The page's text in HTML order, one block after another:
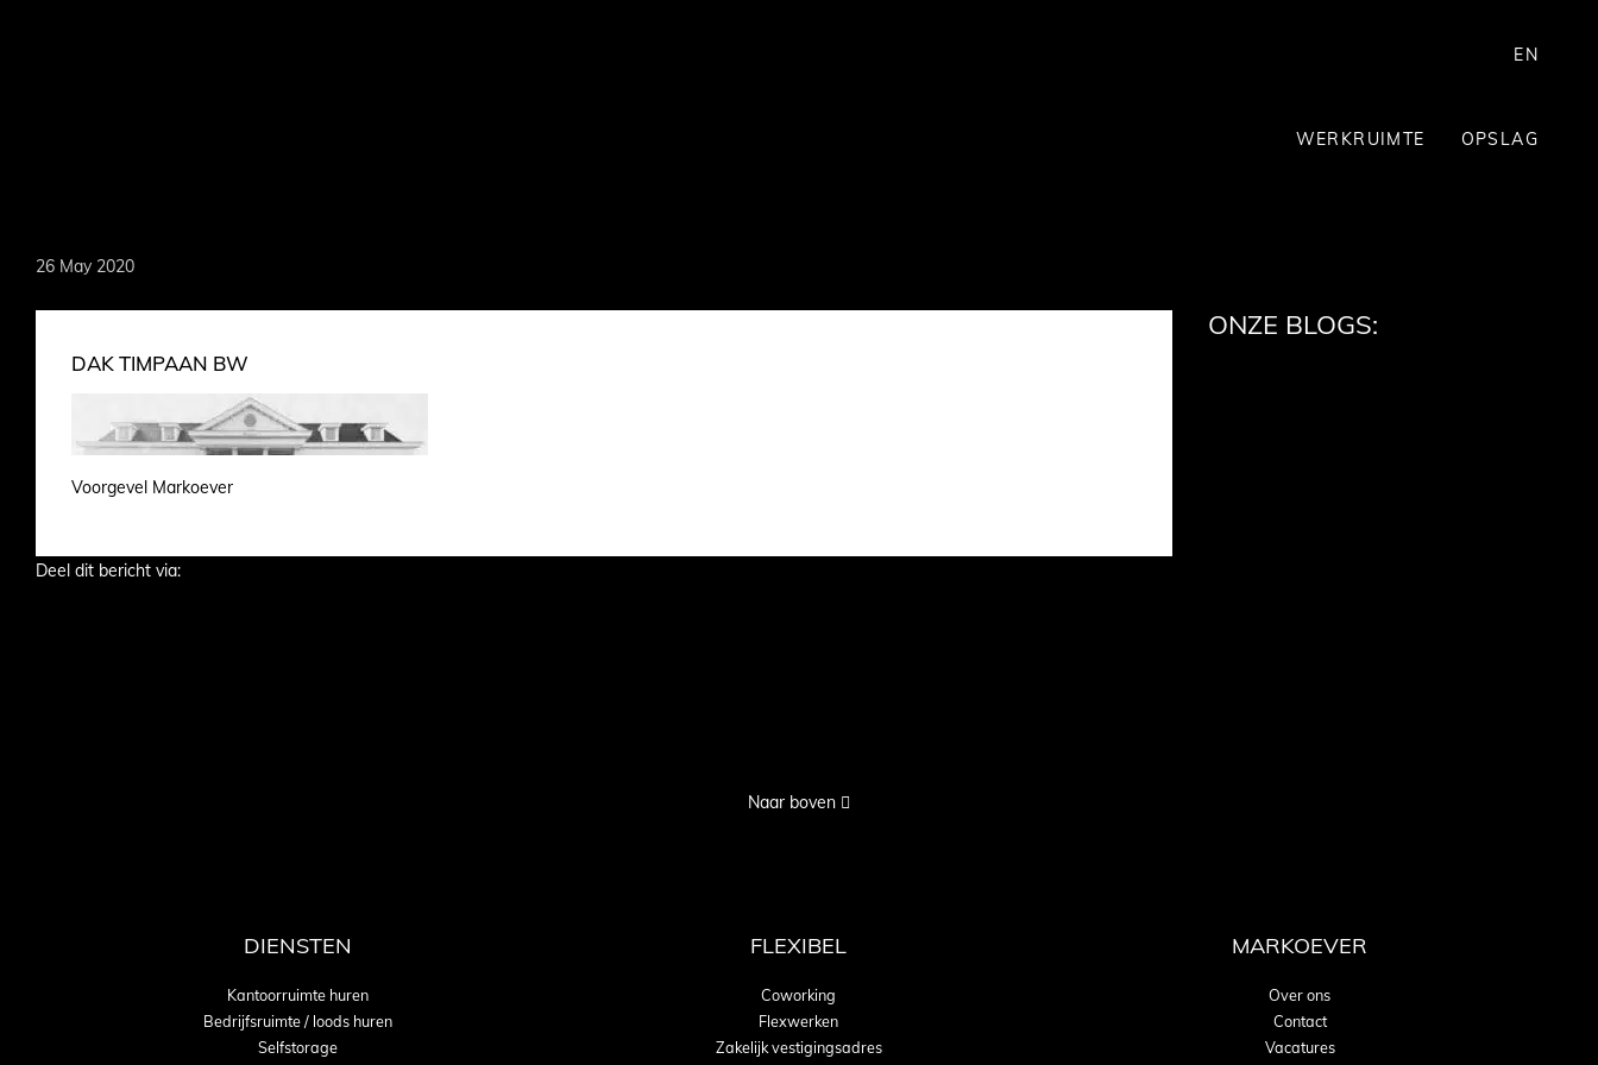
EN
WERKRUIMTE OPSLAG
26 May 2020
DAK TIMPAAN BW
Voorgevel Markoever
Deel dit bericht via:
ONZE BLOGS:
Naar boven
DIENSTEN
Kantoorruimte huren
Bedrijfsruimte / loods huren
Selfstorage
FLEXIBEL
Coworking
Flexwerken
Zakelijk vestigingsadres
MARKOEVER
Over ons
Contact
Vacatures